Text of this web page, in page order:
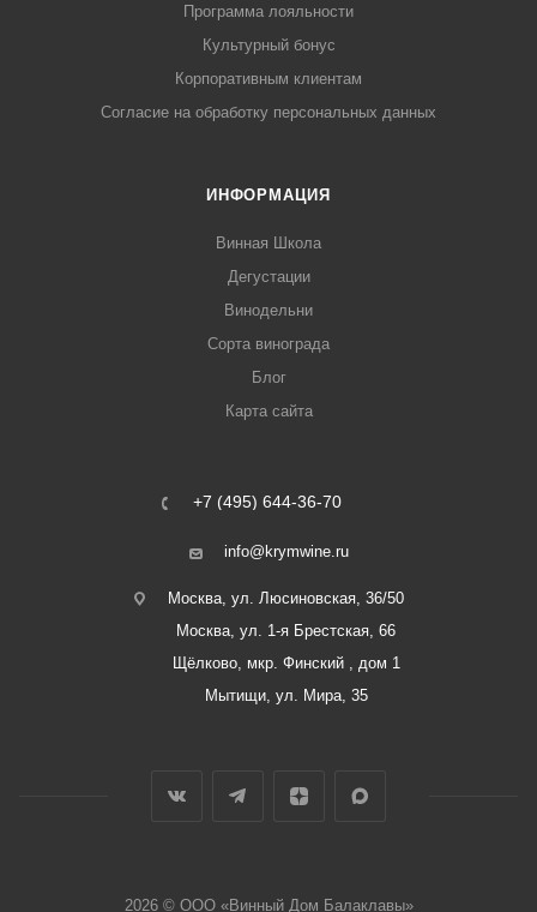
Программа лояльности
Культурный бонус
Корпоративным клиентам
Согласие на обработку персональных данных
ИНФОРМАЦИЯ
Винная Школа
Дегустации
Винодельни
Сорта винограда
Блог
Карта сайта
+7 (495) 644-36-70
info@krymwine.ru
Москва, ул. Люсиновская, 36/50
Москва, ул. 1-я Брестская, 66
Щёлково, мкр. Финский , дом 1
Мытищи, ул. Мира, 35
2026 © ООО «Винный Дом Балаклавы»